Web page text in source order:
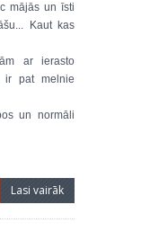
mājās un īsti
Kaut kas
ar ierasto
ir pat melnie
un normāli
Lasi vairāk